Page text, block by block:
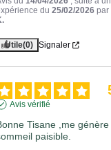
du25/02/2026 par
Utile(0) Signaler
Avis vérifié
Tisane ,me
paisible.